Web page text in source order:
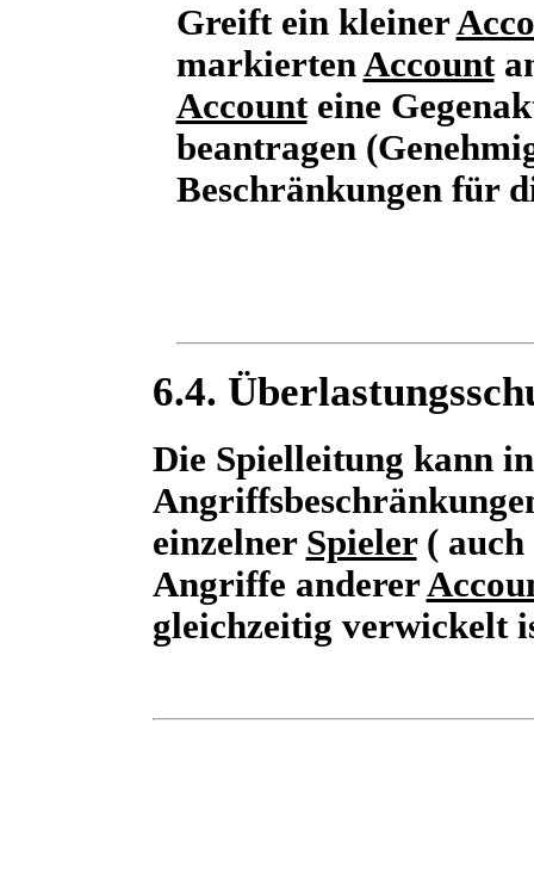
Greift ein kleiner
markierten Account
Accounteine
beantragen
Beschränkungen für
6.4.
Die Spielleitung kann
einzelner Spieler( auch
Angriffe anderer
gleichzeitig verwickelt